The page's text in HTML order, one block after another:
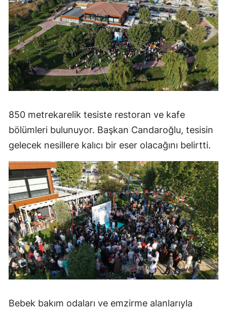
850 metrekarelik tesiste restoran ve kafe
bölümleri bulunuyor. Başkan Candaroğlu, tesisin
gelecek nesillere kalıcı bir eser olacağını belirtti.
Bebek bakım odaları ve emzirme alanlarıyla